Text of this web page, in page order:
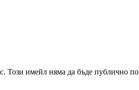
имейл няма да бъде публично